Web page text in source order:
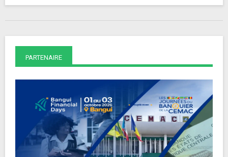
PARTENAIRE